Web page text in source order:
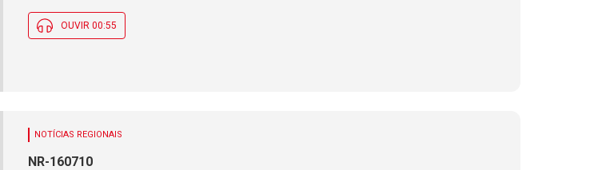
OUVIR 00:55
NOTÍCIAS REGIONAIS
NR-160710